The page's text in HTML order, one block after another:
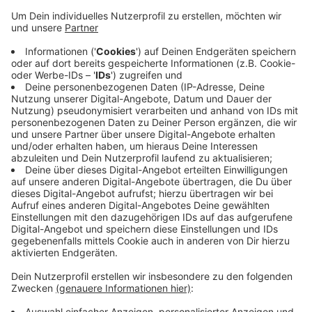
Anzeige
Bei dem Festakt schwören sie unter anderem auf die
Verfassung. Mit der Vereidigungsfeier sind die
angehenden Polizisten jetzt offiziell Beamte. Die
Polizistenausbildung dauert drei Jahre. Im Sommer
werden die Neupolizisten im Polizeialltag eingesetzt.
Sie schauen dann erstmal ihren Kollegen in den
verschiedenen Bereichen über die Schulter. Zum
Beispiel im Kriminalkommissariat.
Anzeige